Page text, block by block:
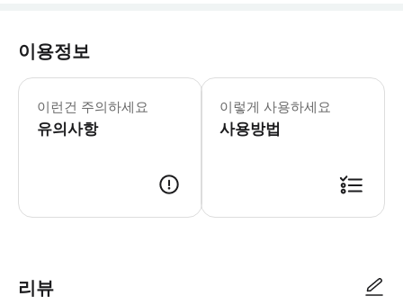
이용정보
이런건 주의하세요
유의사항
셀프 가이드 투어는 비가 오나 눈이
이렇게 사용하세요
사용방법
리뷰